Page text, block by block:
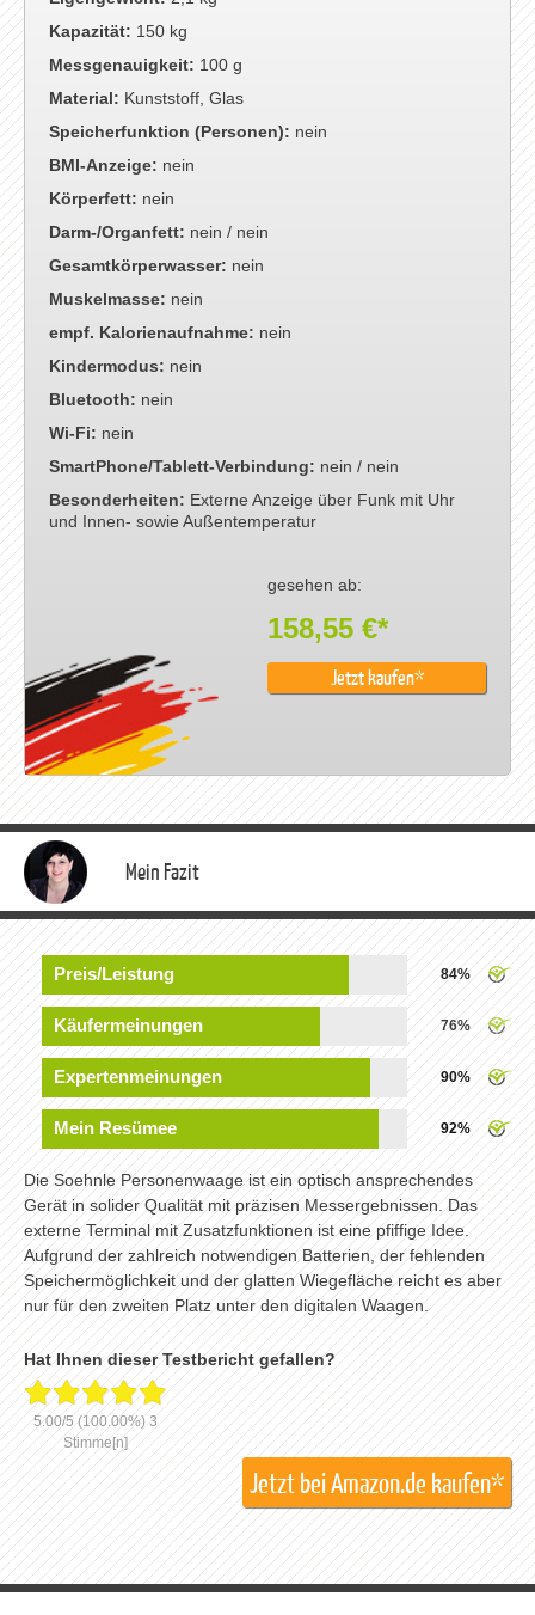
Kapazität: 150 kg
Messgenauigkeit: 100 g
Material: Kunststoff, Glas
Speicherfunktion (Personen): nein
BMI-Anzeige: nein
Körperfett: nein
Darm-/Organfett: nein / nein
Gesamtkörperwasser: nein
Muskelmasse: nein
empf. Kalorienaufnahme: nein
Kindermodus: nein
Bluetooth: nein
Wi-Fi: nein
SmartPhone/Tablett-Verbindung: nein / nein
Besonderheiten: Externe Anzeige über Funk mit Uhr
und Innen- sowie Außentemperatur
gesehen ab:
158,55 €*
Jetzt kaufen
Mein Fazit
Preis/Leistung 84%
Käufermeinungen 76%
Expertenmeinungen 90%
Mein Resümee 92%
Die Soehnle Personenwaage ist ein optisch ansprechendes
Gerät in solider Qualität mit präzisen Messergebnissen. Das
externe Terminal mit Zusatzfunktionen ist eine pfiffige Idee.
Aufgrund der zahlreich notwendigen Batterien, der fehlenden
Speichermöglichkeit und der glatten Wiegefläche reicht es aber
nur für den zweiten Platz unter den digitalen Waagen.
Hat Ihnen dieser Testbericht gefallen?
5.00/5(100.00%)3
Stimme[n]
Jetzt bei Amazon.de kaufen